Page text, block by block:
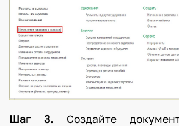
Шаг 3.Создайте